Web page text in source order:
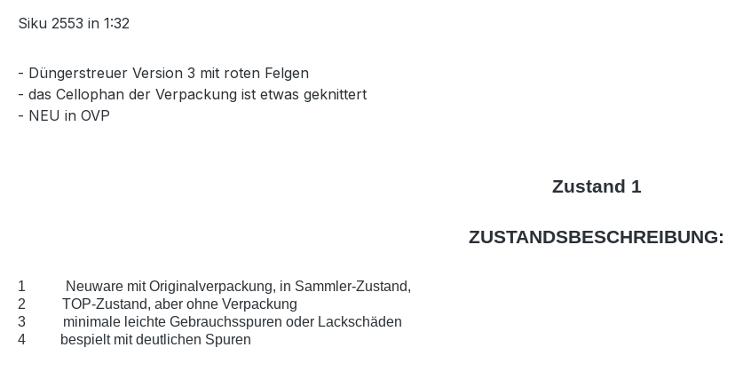
Siku 2553 in 1:32
- Düngerstreuer Version 3 mit roten Felgen
- das Cellophan der Verpackung ist etwas geknittert
- NEU in OVP
Zustand 1
ZUSTANDSBESCHREIBUNG:
1
Neuware mit Originalverpackung, in Sammler-Zustand,
2
TOP-Zustand, aber ohne Verpackung
3
minimale leichte Gebrauchsspuren oder Lackschäden
4
bespielt mit deutlichen Spuren